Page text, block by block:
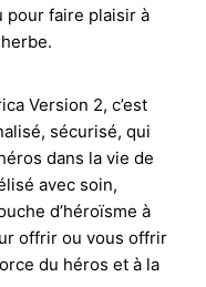
pour faire plaisir à
Version 2, c’est
sécurisé, qui
dans la vie de
avec soin,
d’héroïsme à
offrir ou vous offrir
du héros et à la